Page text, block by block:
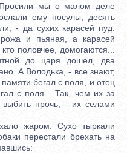
мы о малом деле
ему посулы, десять
- да сухих карасей пуд.
и пьяная, а карасей
половчее, домогаются...
до царя дошел, два
А Володька, - все знают,
бегал с поля, и отец
с поля... Так, чем их за
прочь, - их селами
жаром. Сухо тыркали
перестали брехать на